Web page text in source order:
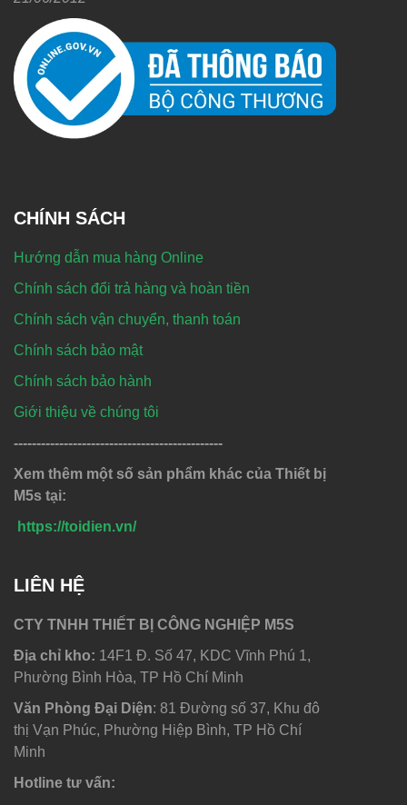
CHÍNH SÁCH
Hướng dẫn mua hàng Online
Chính sách đổi trả hàng và hoàn tiền
Chính sách vận chuyển, thanh toán
Chính sách bảo mật
Chính sách bảo hành
Giới thiệu về chúng tôi
----------------------------------------------
Xem thêm một số sản phẩm khác của Thiết bị
M5s tại:
https://toidien.vn/
LIÊN HỆ
CTY TNHH THIẾT BỊ CÔNG NGHIỆP M5S
Địa chỉ kho: 14F1 Đ. Số 47, KDC Vĩnh Phú 1,
Phường Bình Hòa, TP Hồ Chí Minh
Văn Phòng Đại Diện: 81 Đường số 37, Khu đô
thị Vạn Phúc, Phường Hiệp Bình, TP Hồ Chí
Minh
Hotline tư vấn: